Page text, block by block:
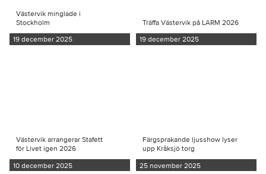
Västervik minglade i
Stockholm
19 december 2025
Träffa Västervik på LARM 2026
19 december 2025
Västervik arrangerar Stafett
för Livet igen 2026
10 december 2025
Färgsprakande ljusshow lyser
upp Kråksjö torg
25 november 2025